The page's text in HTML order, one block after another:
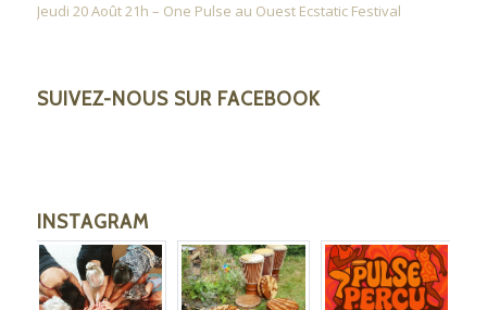
Jeudi 20 Août 21h – One Pulse au Ouest Ecstatic Festival
SUIVEZ-NOUS SUR FACEBOOK
INSTAGRAM